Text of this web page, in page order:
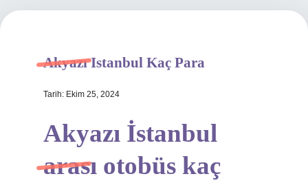
Hakkımızda
Akyazı Istanbul Kaç Para
Tarih: Ekim 25, 2024
Akyazı İstanbul
arası otobüs kaç